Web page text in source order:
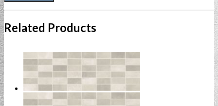
Related Products